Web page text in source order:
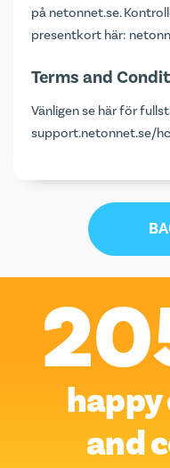
på netonnet.se.
presentkort här:
Terms and
Vänligen se här för
support.netonnet.se/
and